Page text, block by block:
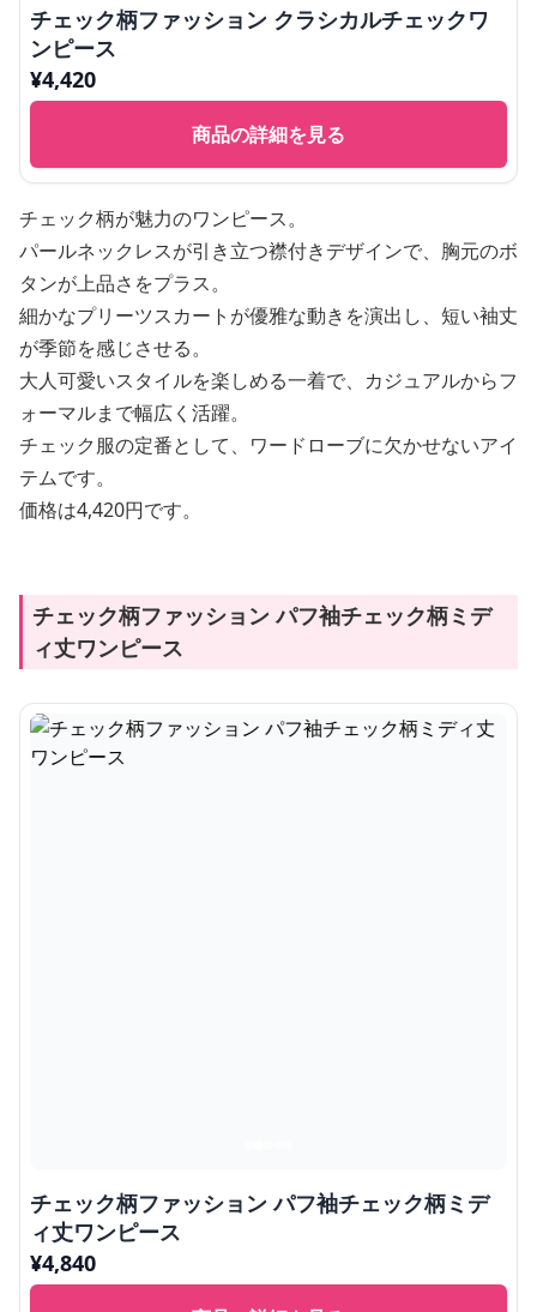
チェック柄ファッション クラシカルチェックワ
ンピース
¥4,420
商品の詳細を見る
チェック柄が魅力のワンピース。
パールネックレスが引き立つ襟付きデザインで、胸元のボ
タンが上品さをプラス。
細かなプリーツスカートが優雅な動きを演出し、短い袖丈
が季節を感じさせる。
大人可愛いスタイルを楽しめる一着で、カジュアルからフ
ォーマルまで幅広く活躍。
チェック服の定番として、ワードローブに欠かせないアイ
テムです。
価格は4,420円です。
チェック柄ファッション パフ袖チェック柄ミデ
ィ丈ワンピース
チェック柄ファッション パフ袖チェック柄ミデ
ィ丈ワンピース
¥4,840